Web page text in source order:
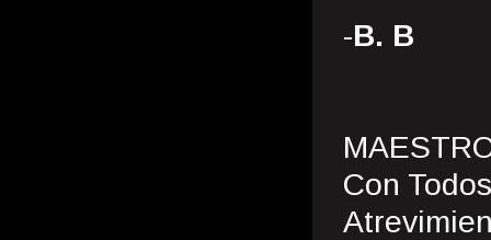
-B. B
Con